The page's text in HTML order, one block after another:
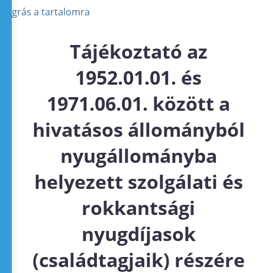
Ugrás a tartalomra
Tájékoztató az
1952.01.01. és
1971.06.01. között a
hivatásos állományból
nyugállományba
helyezett szolgálati és
rokkantsági
nyugdíjasok
(családtagjaik) részére